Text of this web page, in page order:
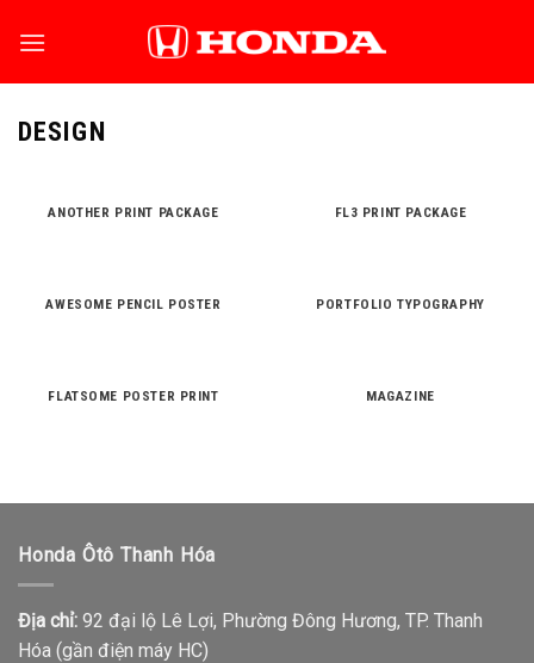
DESIGN
ANOTHER PRINT PACKAGE FL3 PRINT PACKAGE
AWESOME PENCIL POSTER PORTFOLIO TYPOGRAPHY
FLATSOME POSTER PRINT MAGAZINE
Honda Ôtô Thanh Hóa
Địa chỉ: 92 đại lộ Lê Lợi, Phường Đông Hương, TP. Thanh
Hóa (gần điện máy HC)